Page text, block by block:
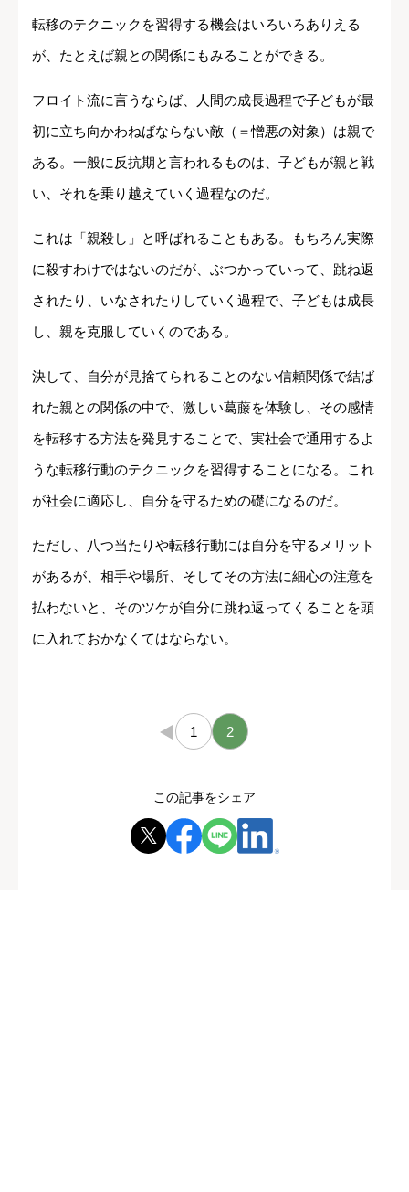
転移のテクニックを習得する機会はいろいろありえる
が、たとえば親との関係にもみることができる。
フロイト流に言うならば、人間の成長過程で子どもが最
初に立ち向かわねばならない敵（＝憎悪の対象）は親で
ある。一般に反抗期と言われるものは、子どもが親と戦
い、それを乗り越えていく過程なのだ。
これは「親殺し」と呼ばれることもある。もちろん実際
に殺すわけではないのだが、ぶつかっていって、跳ね返
されたり、いなされたりしていく過程で、子どもは成長
し、親を克服していくのである。
決して、自分が見捨てられることのない信頼関係で結ば
れた親との関係の中で、激しい葛藤を体験し、その感情
を転移する方法を発見することで、実社会で通用するよ
うな転移行動のテクニックを習得することになる。これ
が社会に適応し、自分を守るための礎になるのだ。
ただし、八つ当たりや転移行動には自分を守るメリット
があるが、相手や場所、そしてその方法に細心の注意を
払わないと、そのツケが自分に跳ね返ってくることを頭
に入れておかなくてはならない。
← 1 2
この記事をシェア